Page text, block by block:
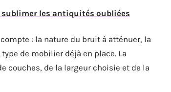
sublimer les antiquités oubliées
: la nature du bruit à atténuer, la
de mobilier déjà en place. La
couches, de la largeur choisie et de la